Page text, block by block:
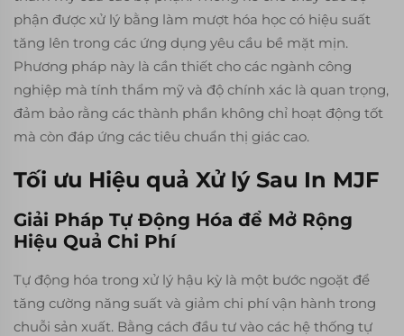
phận được xử lý bằng làm mượt hóa học có hiệu suất
tăng lên trong các ứng dụng yêu cầu bề mặt mịn.
Phương pháp này là cần thiết cho các ngành công
nghiệp mà tính thẩm mỹ và độ chính xác là quan trọng,
đảm bảo rằng các thành phần không chỉ hoạt động tốt
mà còn đáp ứng các tiêu chuẩn thị giác cao.
Tối ưu Hiệu quả Xử lý Sau In MJF
Giải Pháp Tự Động Hóa để Mở Rộng
Hiệu Quả Chi Phí
Tự động hóa trong xử lý hậu kỳ là một bước ngoặt để
tăng cường năng suất và giảm chi phí vận hành trong
chuỗi sản xuất. Bằng cách đầu tư vào các hệ thống tự